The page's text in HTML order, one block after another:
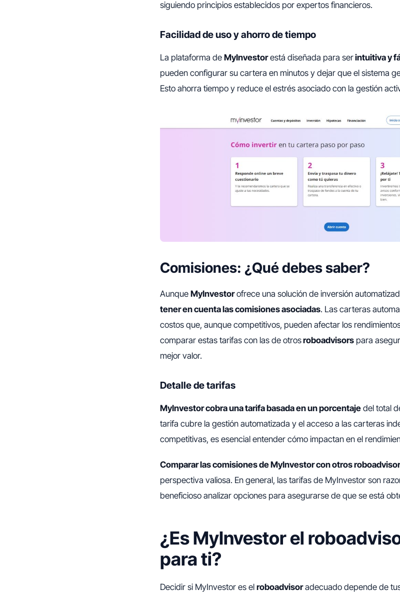
siguiendo principios establecidos por expertos financieros.
Facilidad de uso y ahorro de tiempo
La plataforma de MyInvestorestá diseñada para serintuitiva y
pueden configurar su cartera en minutos y dejar que el sistema
Esto ahorra tiempo y reduce el estrés asociado con la gestión
Comisiones: ¿Qué debes saber?
Aunque MyInvestorofrece una solución de inversión
tener en cuenta las comisiones asociadas. Las carteras
costos que, aunque competitivos, pueden afectar los
comparar estas tarifas con las de otrosroboadvisors para
mejor valor.
Detalle de tarifas
MyInvestor cobra una tarifa basada en un porcentaje del total
tarifa cubre la gestión automatizada y el acceso a las carteras
competitivas, es esencial entender cómo impactan en el
Comparar las comisiones de MyInvestor con otros
perspectiva valiosa. En general, las tarifas de MyInvestor son
beneficioso analizar opciones para asegurarse de que se está
¿Es MyInvestor el
para ti?
Decidir si MyInvestor es el roboadvisoradecuado depende de